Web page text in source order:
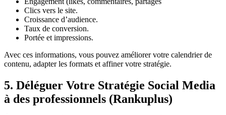
Clics vers le site.
Croissance d’audience.
Taux de conversion.
Portée et impressions.
Avec ces informations, vous pouvez améliorer votre calendrier de
contenu, adapter les formats et affiner votre stratégie.
5. Déléguer Votre Stratégie Social Media
à des professionnels (Rankuplus)